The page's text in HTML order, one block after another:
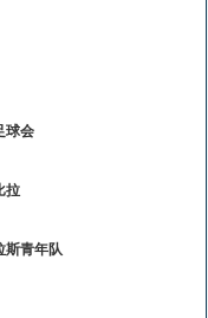
球会
拉
斯青年队